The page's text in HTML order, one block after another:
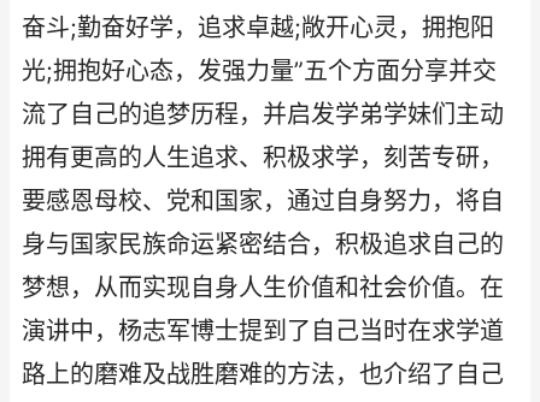
奋斗;勤奋好学，追求卓越;敞开心灵，拥抱阳
光;拥抱好心态，发强力量”五个方面分享并交
流了自己的追梦历程，并启发学弟学妹们主动
拥有更高的人生追求、积极求学，刻苦专研，
要感恩母校、党和国家，通过自身努力，将自
身与国家民族命运紧密结合，积极追求自己的
梦想，从而实现自身人生价值和社会价值。在
演讲中，杨志军博士提到了自己当时在求学道
路上的磨难及战胜磨难的方法，也介绍了自己